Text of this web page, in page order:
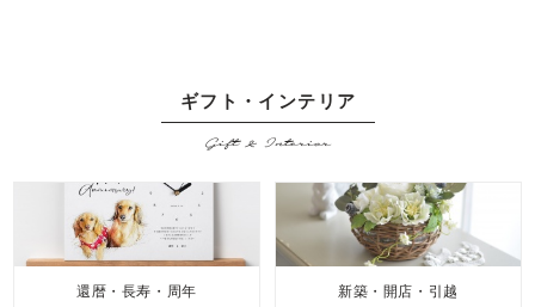
ギフト・インテリア
Gift & Interior
還暦・長寿・周年 新築・開店・引越